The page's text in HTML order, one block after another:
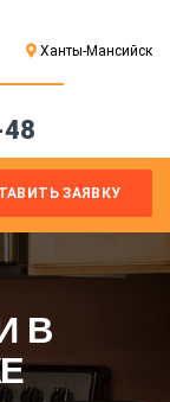
Ханты-Мансийск
ЗАЯВКУ
В